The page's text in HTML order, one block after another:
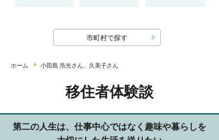
市町村で探す
ホーム 小田島 浩光さん、久美子さん
移住者体験談
第二の人生は、仕事中心ではなく趣味や暮らしを